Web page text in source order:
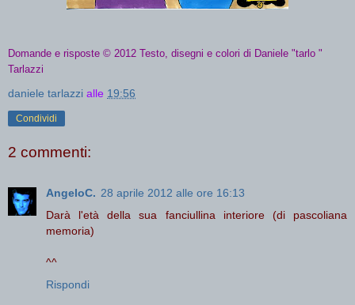
Domande e risposte © 2012 Testo, disegni e colori di Daniele "tarlo "
Tarlazzi
daniele tarlazzi alle 19:56
Condividi
2 commenti:
AngeloC. 28 aprile 2012 alle ore 16:13
Darà l'età della sua fanciullina interiore (di pascoliana
memoria)
^^
Rispondi